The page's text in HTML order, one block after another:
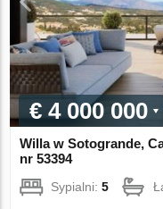
€ 4 000 000
Willa w Sotogrande,
nr 53394
Sypialni:5